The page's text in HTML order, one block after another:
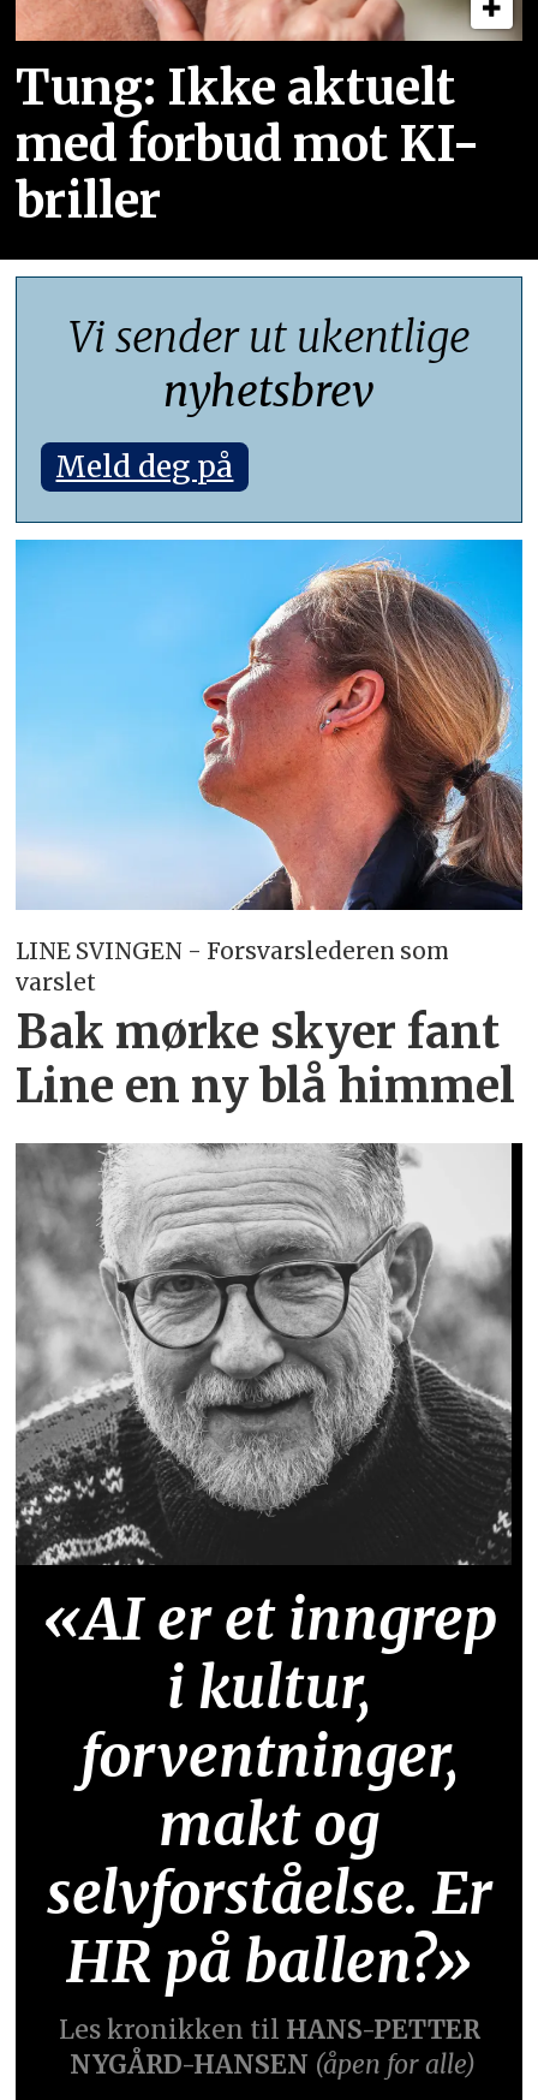
Tung: Ikke aktuelt
med forbud mot KI-
briller
Vi sender ut ukentlige
nyhetsbrev
Meld deg på
LINE SVINGEN - Forsvarslederen som
varslet
Bak mørke skyer fant
Line en ny blå himmel
«AI er et inngrep
i kultur,
forventninger,
makt og
selvforståelse. Er
HR på ballen?»
Les kronikken til HANS-PETTER
NYGÅRD-HANSEN (åpen for alle)